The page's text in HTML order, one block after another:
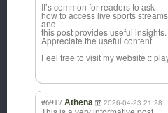
It’s common for readers to ask
how to access live sports streams
and
this post provides useful insights.
Appreciate the useful content.
Feel free to visit my website ::
#6917 Athena 2026-04-23 21:28